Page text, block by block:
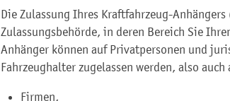
Die Zulassung Ihres Kraftfahrzeug-
Zulassungsbehörde, in deren Bereich Sie
Anhänger können auf Privatpersonen und
Fahrzeughalter zugelassen werden, also auch
Firmen,